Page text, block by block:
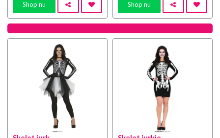
Shop nu Shop nu